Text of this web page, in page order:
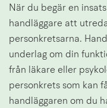
När du begär en
handläggare att
personkretsarna.
underlag om din
från läkare eller
personkrets som kan
handläggaren om du